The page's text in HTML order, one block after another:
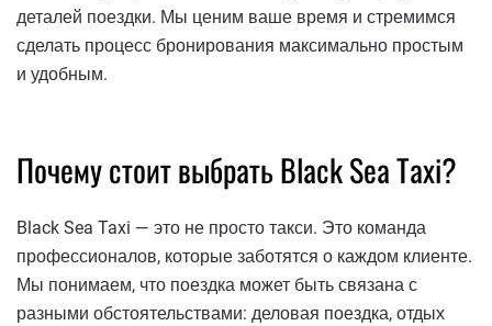
деталей поездки. Мы ценим ваше время и стремимся
сделать процесс бронирования максимально простым
и удобным.
Почему стоит выбрать Black Sea Taxi?
Black Sea Taxi — это не просто такси. Это команда
профессионалов, которые заботятся о каждом клиенте.
Мы понимаем, что поездка может быть связана с
разными обстоятельствами: деловая поездка, отдых